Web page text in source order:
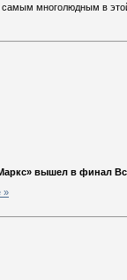
самым многолюдным в
вышел в финал
»